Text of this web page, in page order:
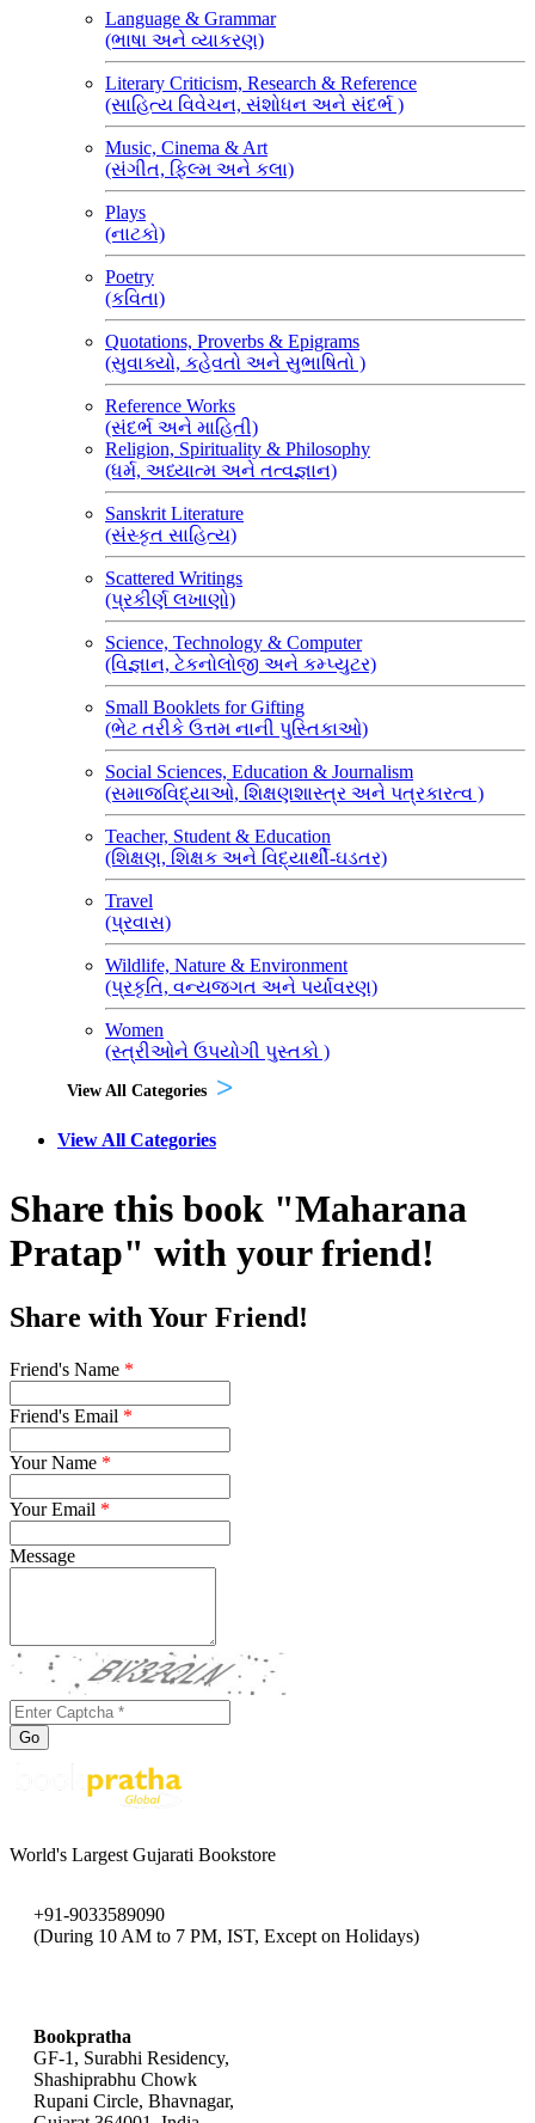
Language & Grammar
(ભાષા અને વ્યાકરણ)
Literary Criticism, Research & Reference
(સાહિત્ય વિવેચન, સંશોધન અને સંદર્ભ )
Music, Cinema & Art
(સંગીત, ફિલ્મ અને કલા)
Plays
(નાટકો)
Poetry
(કવિતા)
Quotations, Proverbs & Epigrams
(સુવાક્યો, કહેવતો અને સુભાષિતો )
Reference Works
(સંદર્ભ અને માહિતી)
Religion, Spirituality & Philosophy
(ધર્મ, અધ્યાત્મ અને તત્વજ્ઞાન)
Sanskrit Literature
(સંસ્કૃત સાહિત્ય)
Scattered Writings
(પ્રકીર્ણ લખાણો)
Science, Technology & Computer
(વિજ્ઞાન, ટેકનોલોજી અને કમ્પ્યુટર)
Small Booklets for Gifting
(ભેટ તરીકે ઉત્તમ નાની પુસ્તિકાઓ)
Social Sciences, Education & Journalism
(સમાજવિદ્યાઓ, શિક્ષણશાસ્ત્ર અને પત્રકારત્વ )
Teacher, Student & Education
(શિક્ષણ, શિક્ષક અને વિદ્યાર્થી-ઘડતર)
Travel
(પ્રવાસ)
Wildlife, Nature & Environment
(પ્રકૃતિ, વન્યજગત અને પર્યાવરણ)
Women
(સ્ત્રીઓને ઉપયોગી પુસ્તકો )
View All Categories
View All Categories
Share this book "Maharana
Pratap" with your friend!
Share with Your Friend!
Friend's Name *
Friend's Email *
Your Name *
Your Email *
Message
Go
World's Largest Gujarati Bookstore
+91-9033589090
(During 10 AM to 7 PM, IST, Except on Holidays)
Bookpratha
GF-1, Surabhi Residency,
Shashiprabhu Chowk
Rupani Circle, Bhavnagar,